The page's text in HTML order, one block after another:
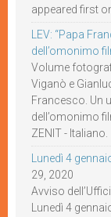
appeared first
LEV: “Papa
dell’omonimo
Volume
Viganò e
Francesco. Un
dell’omonimo
ZENIT - Italiano.
Lunedì 4
29, 2020
Avviso
Lunedì 4